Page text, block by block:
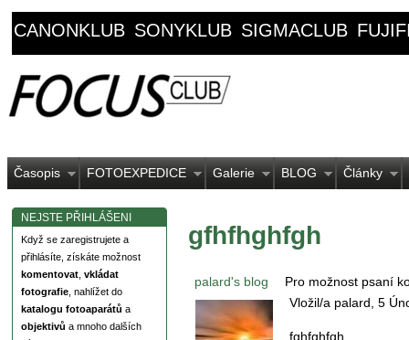
CANONKLUB SONYKLUB SIGMACLUB
Časopis FOTOEXPEDICE Galerie BLOG Články
NEJSTE PŘIHLÁŠENI
Když se zaregistrujete a
přihlásíte, získáte možnost
komentovat vkládat
fotografie , nahlížet do
katalogu fotoaparátů a
objektivů a mnoho dalších
gfhfhghfgh
palard's blog
Pro možnost psaní
Vložil/a palard, 5
fghfghfgh